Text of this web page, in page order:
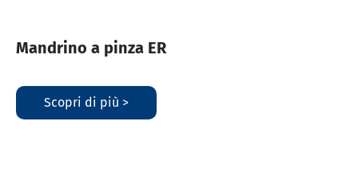
Mandrino a pinza ER
Scopri di più >